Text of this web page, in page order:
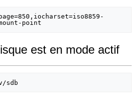
est en mode actif